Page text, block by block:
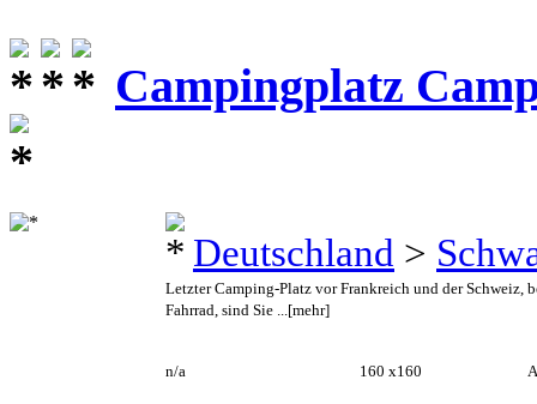
Campingplatz
Deutschland >
Letzter Camping-Platz vor Frankreich und der Schweiz,
Fahrrad, sind Sie ...[mehr]
n/a 160 x160